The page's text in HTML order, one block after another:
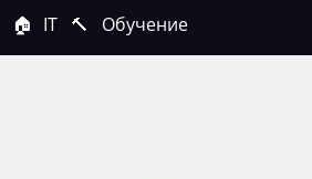
🏠 IT 🔨 Обучение